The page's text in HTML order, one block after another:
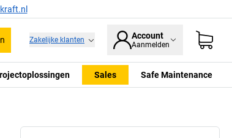
Zakelijke klanten Account
Aanmelden
Sales Safe Maintenance
via de kastbodem